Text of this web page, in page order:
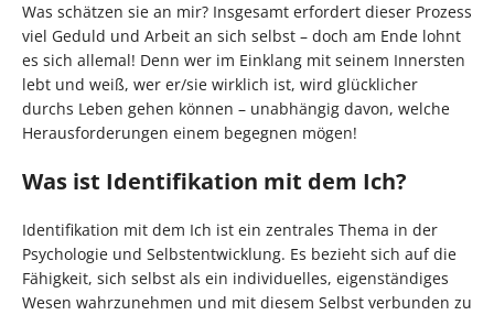
Was schätzen sie an mir? Insgesamt erfordert dieser Prozess
viel Geduld und Arbeit an sich selbst – doch am Ende lohnt
es sich allemal! Denn wer im Einklang mit seinem Innersten
lebt und weiß, wer er/sie wirklich ist, wird glücklicher
durchs Leben gehen können – unabhängig davon, welche
Herausforderungen einem begegnen mögen!
Was ist Identifikation mit dem Ich?
Identifikation mit dem Ich ist ein zentrales Thema in der
Psychologie und Selbstentwicklung. Es bezieht sich auf die
Fähigkeit, sich selbst als ein individuelles, eigenständiges
Wesen wahrzunehmen und mit diesem Selbst verbunden zu